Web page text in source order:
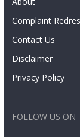
Complaint
Contact Us
Disclaimer
Privacy Policy
FOLLOW US ON